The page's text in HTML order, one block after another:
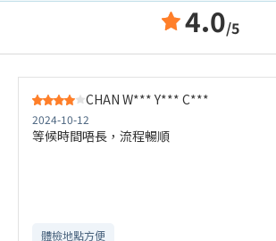
4.0/5
CHAN W*** Y*** C***
2024-10-12
等候時間唔長，流程暢順
體檢地點方便